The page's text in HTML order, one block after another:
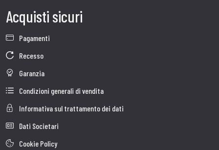
Acquisti sicuri
Pagamenti
Recesso
Garanzia
Condizioni generali di vendita
Informativa sul trattamento dei dati
Dati Societari
Cookie Policy